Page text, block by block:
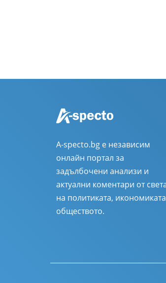
A-specto.bg е независим
онлайн портал за
задълбочени анализи и
актуални коментари от
на политиката,
обществото.